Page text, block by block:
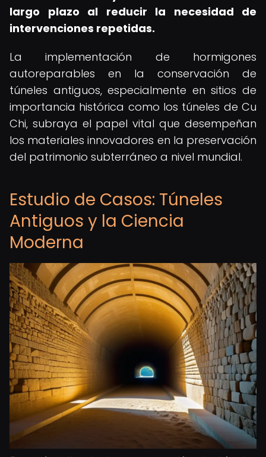
largo plazo al reducir la necesidad de
intervenciones repetidas.
La implementación de hormigones
autoreparables en la conservación de
túneles antiguos, especialmente en sitios de
importancia histórica como los túneles de Cu
Chi, subraya el papel vital que desempeñan
los materiales innovadores en la preservación
del patrimonio subterráneo a nivel mundial.
Estudio de Casos: Túneles
Antiguos y la Ciencia
Moderna